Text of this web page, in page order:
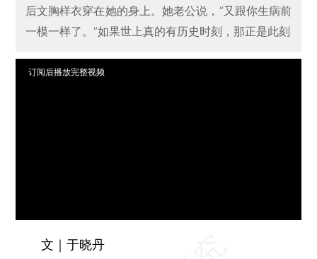
后文胸样衣穿在她的身上。她老公说，“又跟你生病前
一模一样了。”如果世上真的有历史时刻，那正是此刻
订阅后播放完整视频
文｜于晓丹